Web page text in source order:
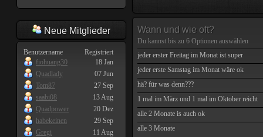
Neue Mitglieder
Benutzername
Registriert
fiohuang30
18 Jan
Quadlady
07 Jun
Tom87
27 Sep
saabi08
13 Aug
Quadpower
20 Dez
habekeinen
29 Sep
Gregi
11 Aug
Wann und wie oft?
Du kannst bis zu 6 Optionen auswählen
jeder erster Freitag im Monat ist super
jeder erste Samstag im Monat wäre ok
hä? für was denn???
1 mal im März und 1 mal im Oktober reicht
alle 2 Monate is auch ok
alle 3 Monate